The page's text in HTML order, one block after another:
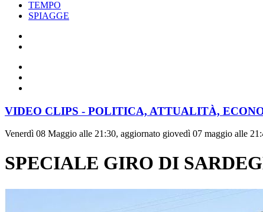
TEMPO
SPIAGGE
VIDEO CLIPS - POLITICA, ATTUALITÀ,
Venerdì 08 Maggio alle 21:30, aggiornato giovedì 07 maggio alle
SPECIALE GIRO DI